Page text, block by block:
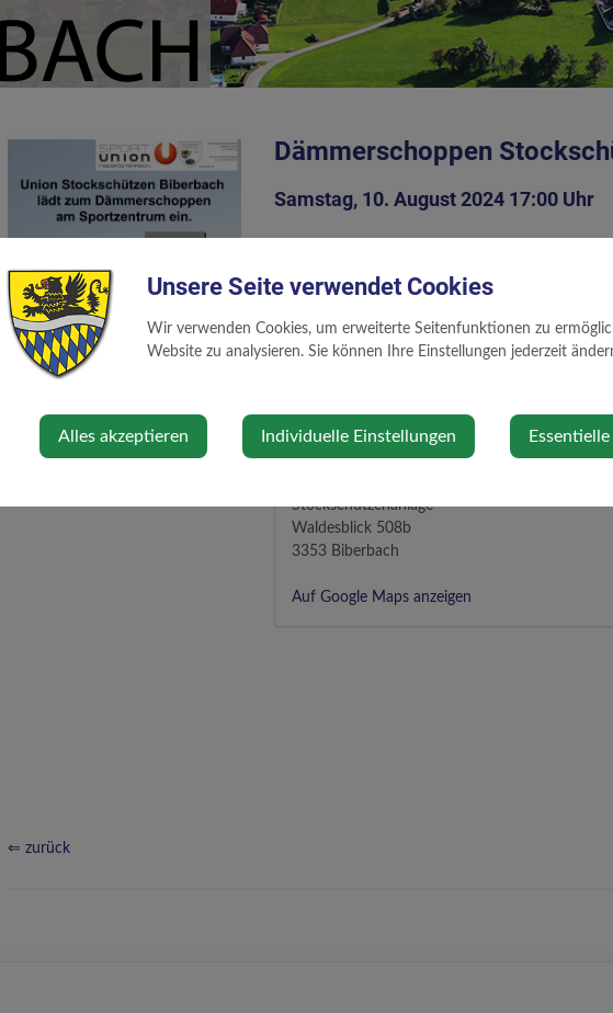
Dämmerschoppen
Samstag, 10. August 2024 17:00 Uhr
Die Union Stockschützen Biberbach lädt
Sportanlage Biberbach ein!
Für´s leibliche Wohl wird bestens gesorgt!
Veranstaltungsort
Stockschützenanlage
Waldesblick 508b
3353 Biberbach
Auf Google Maps anzeigen
⇐ zurück
Unsere Seite verwendet Cookies
Wir verwenden Cookies, um erweiterte Seitenfunktionen zu
Website zu analysieren. Sie können Ihre Einstellungen jederzeit
Alles akzeptieren Individuelle Einstellungen